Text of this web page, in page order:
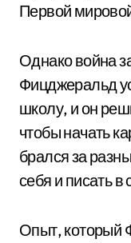
Первой
Однако война
Фицджеральд
школу, и он
чтобы начать
брался за
себя и писать
Опыт, который